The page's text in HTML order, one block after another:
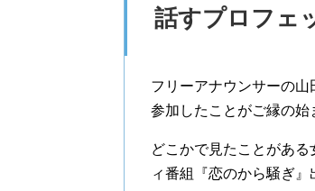
話すプロフェ
フリーアナウンサーの
参加したことがご縁の始
どこかで見たことがあ
ィ番組『恋のから騒ぎ』